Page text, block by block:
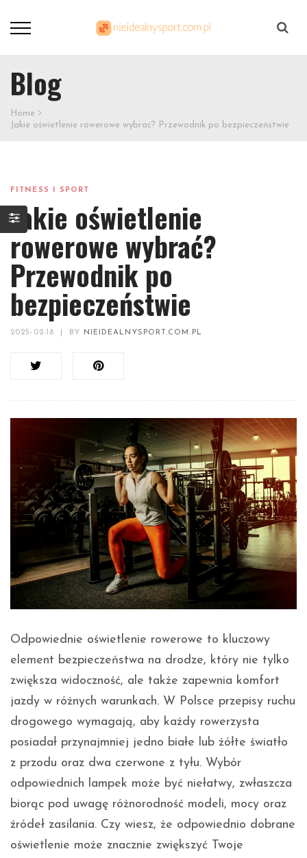
Blog
Home
Jakie oświetlenie rowerowe wybrać? Przewodnik po bezpieczeństwie
FITNESS I SPORT
Jakie oświetlenie
rowerowe wybrać?
Przewodnik po
bezpieczeństwie
2025-02-18 BY NIEIDEALNYSPORT.COM.PL
Odpowiednie oświetlenie rowerowe to kluczowy
element bezpieczeństwa na drodze, który nie tylko
zwiększa widoczność, ale także zapewnia komfort
jazdy w różnych warunkach. W Polsce przepisy ruchu
drogowego wymagają, aby każdy rowerzysta
posiadał przynajmniej jedno białe lub żółte światło
z przodu oraz dwa czerwone z tyłu. Wybór
odpowiednich lampek może być niełatwy, zwłaszcza
biorąc pod uwagę różnorodność modeli, mocy oraz
źródeł zasilania. Czy wiesz, że odpowiednio dobrane
oświetlenie może znacznie zwiększyć Twoje